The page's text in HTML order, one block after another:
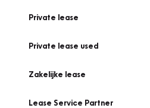
Private lease
Private lease used
Zakelijke lease
Lease Service Partner